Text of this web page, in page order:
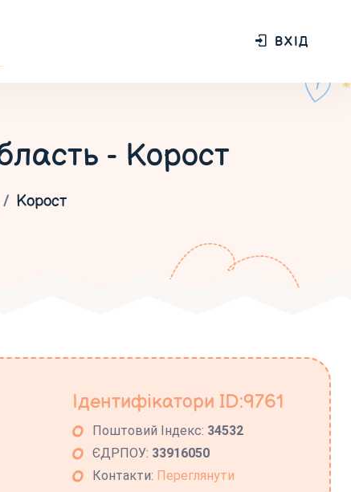
ВХІД
- Корост
Корост
Ідентифікатори ID:9761
Поштовий Індекс: 34532
ЄДРПОУ: 33916050
Контакти: Переглянути